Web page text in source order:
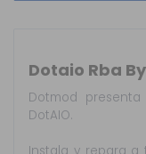
Dotaio Rba
Dotmod
DotAIO.
Instala y repara a